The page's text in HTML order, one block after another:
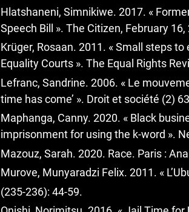
Hlatshaneni, Simnikiwe. 2017. «
Speech Bill ». The Citizen, February 16,
Krüger, Rosaan. 2011. « Small steps
Equality Courts ». The Equal Rights
Lefranc, Sandrine. 2006. « Le
time has come’ ». Droit et société (2)
Maphanga, Canny. 2020. « Black
imprisonment for using the k-word ».
Mazouz, Sarah. 2020. Race. Paris :
Murove, Munyaradzi Felix. 2011. «
(235-236): 44-59.